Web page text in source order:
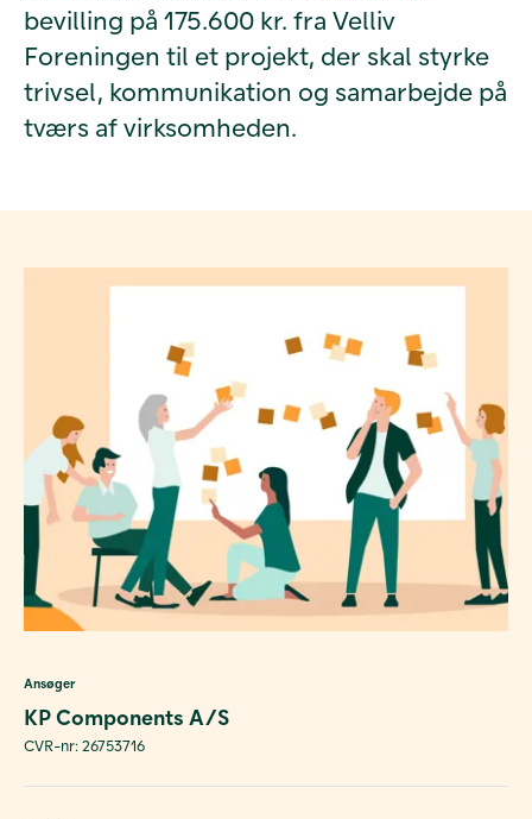
bevilling på 175.600 kr. fra Velliv
Foreningen til et projekt, der skal styrke
trivsel, kommunikation og samarbejde på
tværs af virksomheden.
Ansøger
KP Components A/S
CVR-nr: 26753716